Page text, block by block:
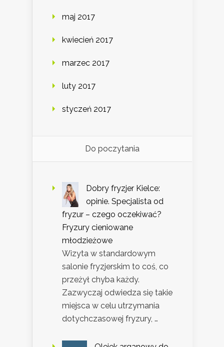
maj 2017
kwiecień 2017
marzec 2017
luty 2017
styczeń 2017
Do poczytania
Dobry fryzjer Kielce:
opinie. Specjalista od
fryzur – czego oczekiwać?
Fryzury cieniowane
młodzieżowe
Wizyta w standardowym
salonie fryzjerskim to coś, co
przeżył chyba każdy.
Zazwyczaj odwiedza się takie
miejsca w celu utrzymania
dotychczasowej fryzury, …